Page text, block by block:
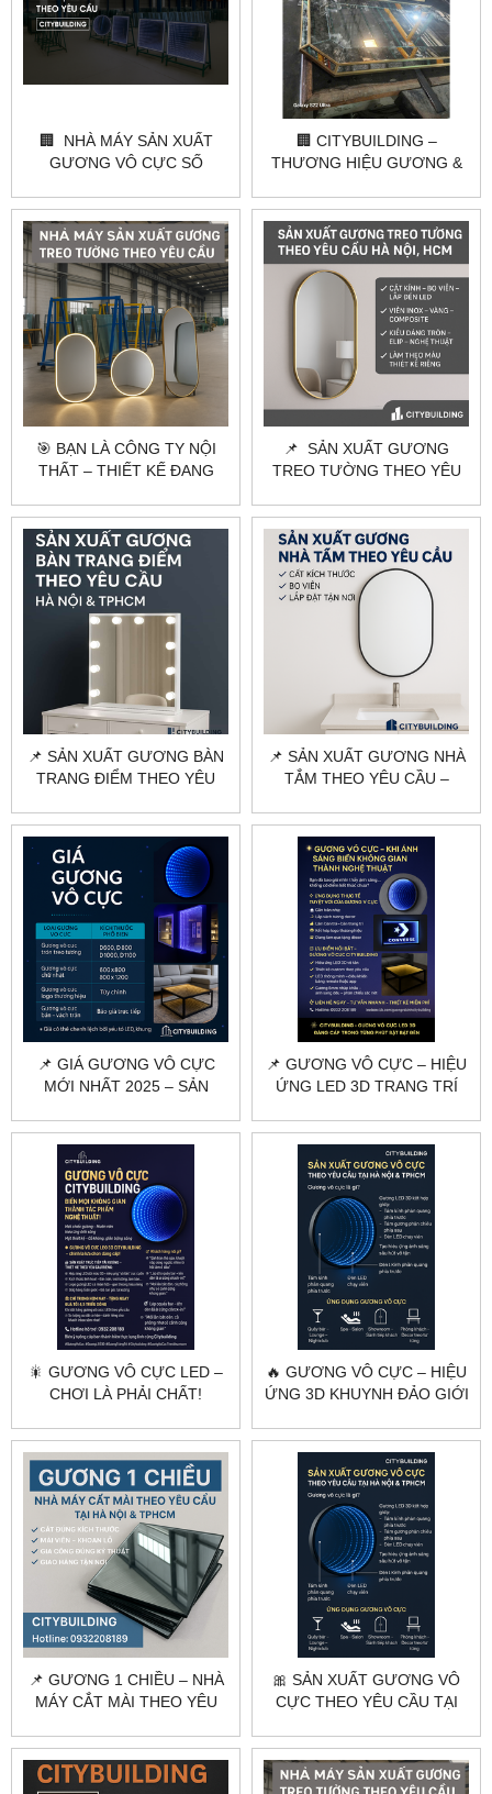
🏢 NHÀ MÁY SẢN XUẤT
GƯƠNG VÔ CỰC SỐ
CẦU – CITYBUILDING
🏢 CITYBUILDING –
THƯƠNG HIỆU GƯƠNG &
🏢
🎯 BẠN LÀ CÔNG TY NỘI
THẤT – THIẾT KẾ ĐANG
XUẤT GƯƠNG THEO YÊU
CẦU?
📌 SẢN XUẤT GƯƠNG
TREO TƯỜNG THEO YÊU
CITYBUILDING
📌 SẢN XUẤT GƯƠNG BÀN
TRANG ĐIỂM THEO YÊU
CITYBUILDING
📌 SẢN XUẤT GƯƠNG NHÀ
TẮM THEO YÊU CẦU –
THƯỚC – MẪU MÃ ĐA
DẠNG
📌 GIÁ GƯƠNG VÔ CỰC
MỚI NHẤT 2025 – SẢN
CITYBUILDING
📌 GƯƠNG VÔ CỰC – HIỆU
ỨNG LED 3D TRANG TRÍ
🎇 GƯƠNG VÔ CỰC LED –
CHƠI LÀ PHẢI CHẤT!
🔥 GƯƠNG VÔ CỰC – HIỆU
ỨNG 3D KHUYNH ĐẢO GIỚI
📌 GƯƠNG 1 CHIỀU – NHÀ
MÁY CẮT MÀI THEO YÊU
🎀 SẢN XUẤT GƯƠNG VÔ
CỰC THEO YÊU CẦU TẠI
CITYBUILDING